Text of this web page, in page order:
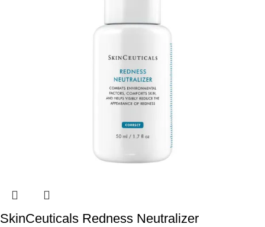
SkinCeuticals Redness Neutralizer